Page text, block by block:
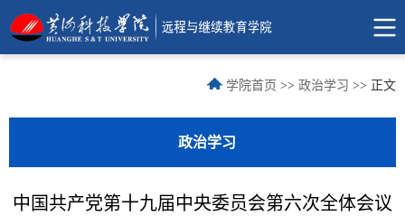
学院首页 >> 政治学习 >> 正文
政治学习
中国共产党第十九届中央委员会第六次全体会议